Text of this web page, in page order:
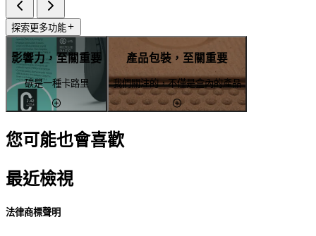
探索更多功能
影響力，至關重要
碳是一種卡路里
產品包裝，至關重要
我們關注的，不僅是盒內的產品
您可能也會喜歡
最近檢視
法律商標聲明